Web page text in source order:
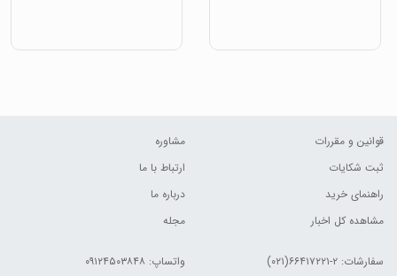
قوانین و مقررات
ثبت شکایات
راهنمای خرید
مشاهده کل اخبار
مشاوره
ارتباط با ما
درباره ما
مجله
سفارشات: ۲-۶۶۴۱۷۲۲۱(۰۲۱) واتساپ: ۰۹۱۲۴۵۰۳۸۴۸